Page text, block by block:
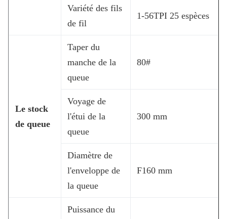
Variété des fils
de fil
1-56TPI 25 espèces
Le stock
de queue
Taper du
manche de la
queue
80#
Voyage de
l'étui de la
queue
300 mm
Diamètre de
l'enveloppe de
la queue
F160 mm
Puissance du